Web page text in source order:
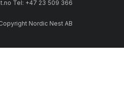
Tel: +47 23 509 366
Nordic Nest AB